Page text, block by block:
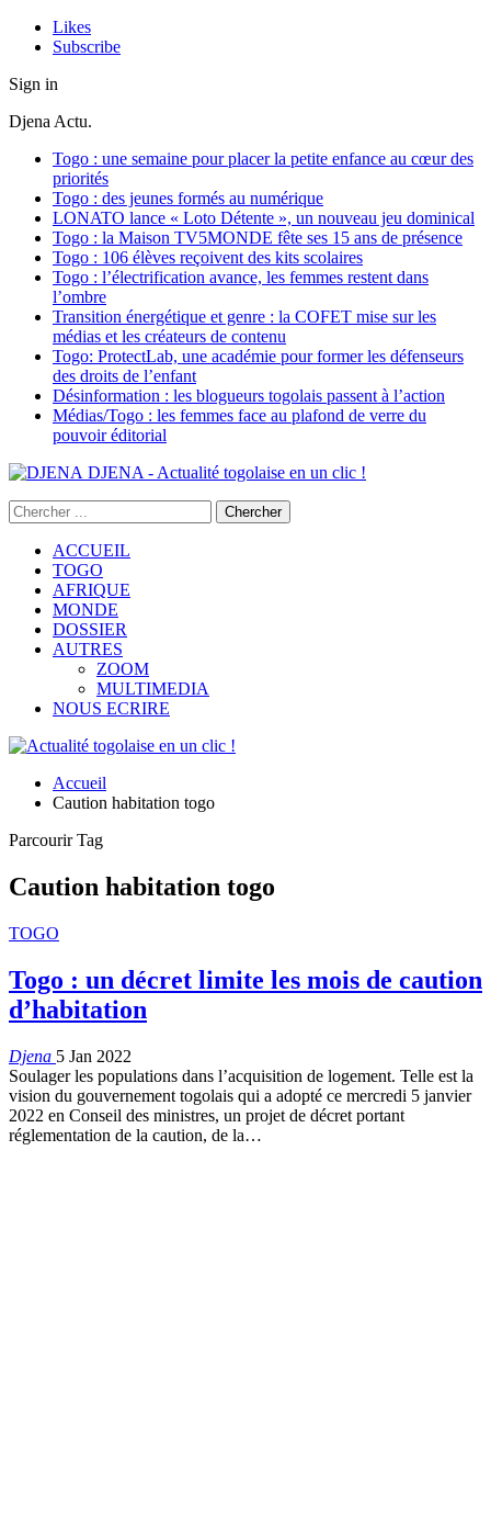
Likes
Subscribe
Sign in
Djena Actu.
Togo : une semaine pour placer la petite enfance au cœur des
priorités
Togo : des jeunes formés au numérique
LONATO lance « Loto Détente », un nouveau jeu dominical
Togo : la Maison TV5MONDE fête ses 15 ans de présence
Togo : 106 élèves reçoivent des kits scolaires
Togo : l’électrification avance, les femmes restent dans
l’ombre
Transition énergétique et genre : la COFET mise sur les
médias et les créateurs de contenu
Togo: ProtectLab, une académie pour former les défenseurs
des droits de l’enfant
Désinformation : les blogueurs togolais passent à l’action
Médias/Togo : les femmes face au plafond de verre du
pouvoir éditorial
DJENA - Actualité togolaise en un clic !
ACCUEIL
TOGO
AFRIQUE
MONDE
DOSSIER
AUTRES
ZOOM
MULTIMEDIA
NOUS ECRIRE
Accueil
Caution habitation togo
Parcourir Tag
Caution habitation togo
TOGO
Togo : un décret limite les mois de caution
d’habitation
Djena 5 Jan 2022
Soulager les populations dans l’acquisition de logement. Telle est la
vision du gouvernement togolais qui a adopté ce mercredi 5 janvier
2022 en Conseil des ministres, un projet de décret portant
réglementation de la caution, de la…